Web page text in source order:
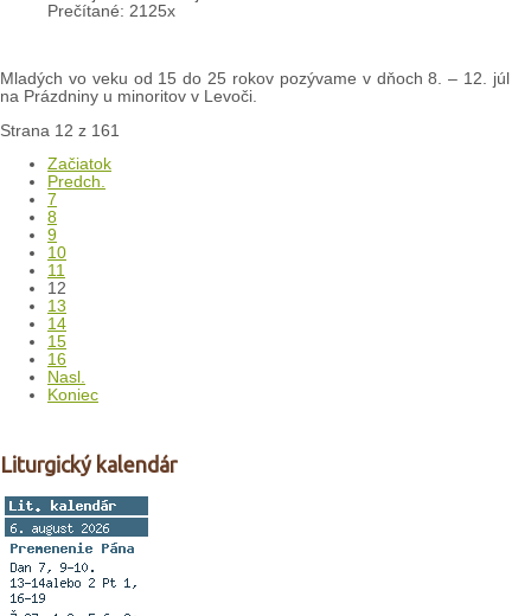
Prečítané: 2125x
Mladých vo veku od 15 do 25 rokov pozývame v dňoch 8. – 12. júl
na Prázdniny u minoritov v Levoči.
Strana 12 z 161
Začiatok
Predch.
7
8
9
10
11
12
13
14
15
16
Nasl.
Koniec
Liturgický kalendár